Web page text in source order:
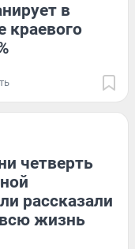
в
краевого
четверть
рассказали
жизнь